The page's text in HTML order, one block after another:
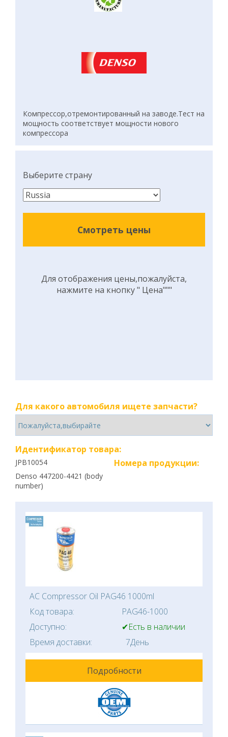
Компрессор,отремонтированный на заводе.Тест на
мощность соответствует мощности нового
компрессора
Выберите страну
Смотреть цены
Для отображения цены,пожалуйста,
нажмите на кнопку " Цена"""
Для какого автомобиля ищете запчасти?
Идентификатор товара:
JPB10054 Номера продукции:
Denso 447200-4421 (body
number)
AC Compressor Oil PAG46 1000ml
Код товара:
PAG46-1000
Доступно:
✔Есть в наличии
Время доставки:
7День
Подробности